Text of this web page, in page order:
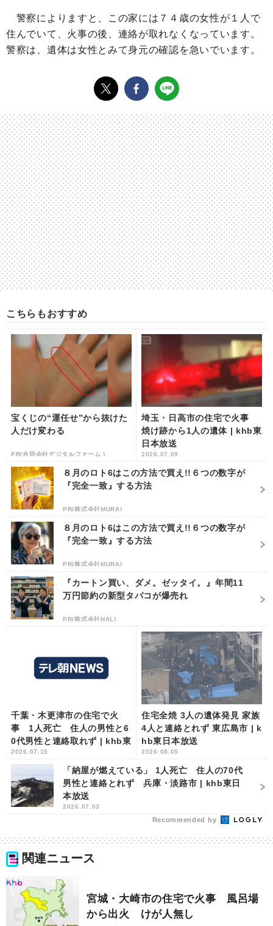
警察によりますと、この家には７４歳の女性が１人で
住んでいて、火事の後、連絡が取れなくなっています。
警察は、遺体は女性とみて身元の確認を急いでいます。
こちらもおすすめ
宝くじの“運任せ”から抜けた
人だけ変わる
PR(合同会社デジタルファーム )
埼玉・日高市の住宅で火事
焼け跡から1人の遺体 | khb東
日本放送
2026.07.09
８月のロト6はこの方法で買え!!６つの数字が
『完全一致』する方法
PR(株式会社MURA)
８月のロト6はこの方法で買え!!６つの数字が
『完全一致』する方法
PR(株式会社MURA)
『カートン買い、ダメ。ゼッタイ。』年間11
万円節約の新型タバコが爆売れ
PR(株式会社HAL)
千葉・木更津市の住宅で火
事 1人死亡 住人の男性と6
0代男性と連絡取れず | khb東
日本放送
2026.07.15
住宅全焼 3人の遺体発見 家族
4人と連絡とれず 東広島市 | k
hb東日本放送
2026.08.05
「納屋が燃えている」 1人死亡 住人の70代
男性と連絡とれず 兵庫・淡路市 | khb東日
本放送
2026.07.03
Recommended by
関連ニュース
宮城・大崎市の住宅で火事 風呂場
から出火 けが人無し